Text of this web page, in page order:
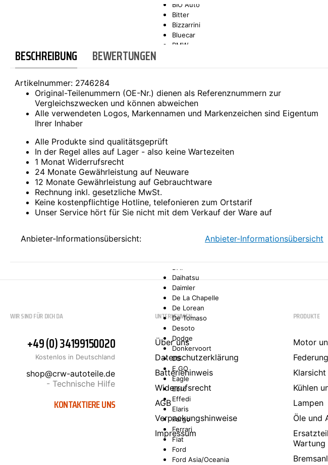
SONAX
BIO Auto
Bitter
Bizzarrini
Bluecar
BMW
Bugatti
Buick
Cadillac
Caterham
Chatenet
Checker
Chrysler
Citroën
Daihatsu
Daimler
De La Chapelle
De Lorean
De Tomaso
Desoto
Dodge
Donkervoort
DS
E.GO
Eagle
Ebro
Effedi
Elaris
Fargo
Ferrari
Fiat
Ford
Ford Asia/Oceania
BESCHREIBUNG BEWERTUNGEN
Artikelnummer: 2746284
Original-Teilenummern (OE-Nr.) dienen als Referenznummern zur
Vergleichszwecken und können abweichen
Alle verwendeten Logos, Markennamen und Markenzeichen sind Eigentum
Ihrer Inhaber
Alle Produkte sind qualitätsgeprüft
In der Regel alles auf Lager - also keine Wartezeiten
1 Monat Widerrufsrecht
24 Monate Gewährleistung auf Neuware
12 Monate Gewährleistung auf Gebrauchtware
Rechnung inkl. gesetzliche MwSt.
Keine kostenpflichtige Hotline, telefonieren zum Ortstarif
Unser Service hört für Sie nicht mit dem Verkauf der Ware auf
Anbieter-Informationsübersicht: Anbieter-Informationsübersicht
WIR SIND FÜR DICH DA
+49 (0) 34199150020
Kostenlos in Deutschland
shop@crw-autoteile.de
- Technische Hilfe
KONTAKTIERE UNS
UNTERNEHMEN
Über uns
Datenschutzerklärung
Batteriehinweis
Widerrufsrecht
AGB
Verpackungshinweise
Impressum
PRODUKTE
Motor
Klarsicht
Kühlen
Lampen
Öle und
Wartung